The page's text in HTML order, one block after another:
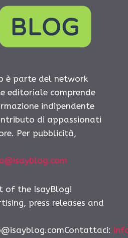
è parte del network
editoriale comprende
indipendente
di appassionati
Per pubblicità,
of the IsayBlog!
press releases and